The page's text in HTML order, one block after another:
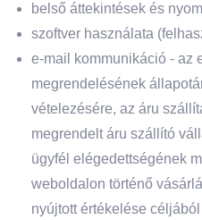
belső áttekintések és
szoftver használata
e-mail kommunikáció - az
megrendelésének
vételezésére, az áru
megrendelt áru szállító
ügyfél elégedettségének
weboldalon történő
nyújtott értékelése